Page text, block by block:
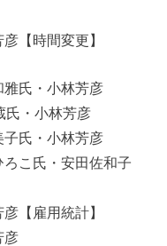
【時間変更】
氏・小林芳彦
・小林芳彦
氏・小林芳彦
こ氏・安田佐和子
【雇用統計】
彦